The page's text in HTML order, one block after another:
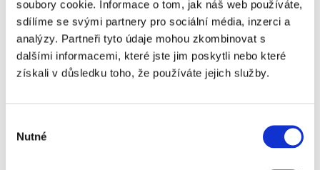
soubory cookie. Informace o tom, jak náš web používáte,
sdílíme se svými partnery pro sociální média, inzerci a
analýzy. Partneři tyto údaje mohou zkombinovat s
dalšími informacemi, které jste jim poskytli nebo které
získali v důsledku toho, že používáte jejich služby.
souhlasu
Nutné
Sunderland AFC - VIP
Rose & Ball
Chelsea FC -
Sunderland AFC - VIP
+5 520 Kč
Sunderland AFC - VIP
+6 440 Kč